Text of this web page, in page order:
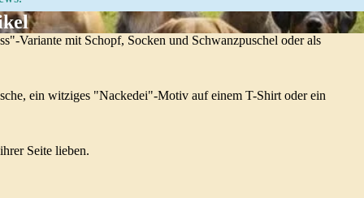
Variante mit Schopf, Socken und Schwanzpuschel oder als
ein witziges "Nackedei"-Motiv auf einem T-Shirt oder ein
Seite lieben.